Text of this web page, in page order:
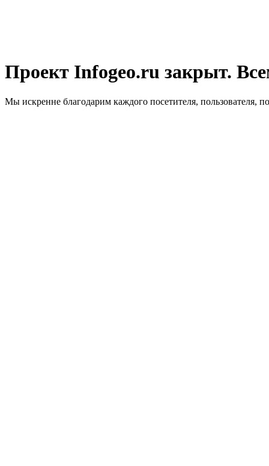
Проект Infogeo.ru закрыт.
Мы искренне благодарим каждого посетителя, пользователя,